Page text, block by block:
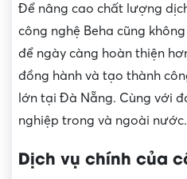
Để nâng cao chất lượng
công nghệ Beha cũng
để ngày càng hoàn thiện
đồng hành và tạo thành
lớn tại Đà Nẵng. Cùng với
nghiệp trong và ngoài nước.
Dịch vụ chính của